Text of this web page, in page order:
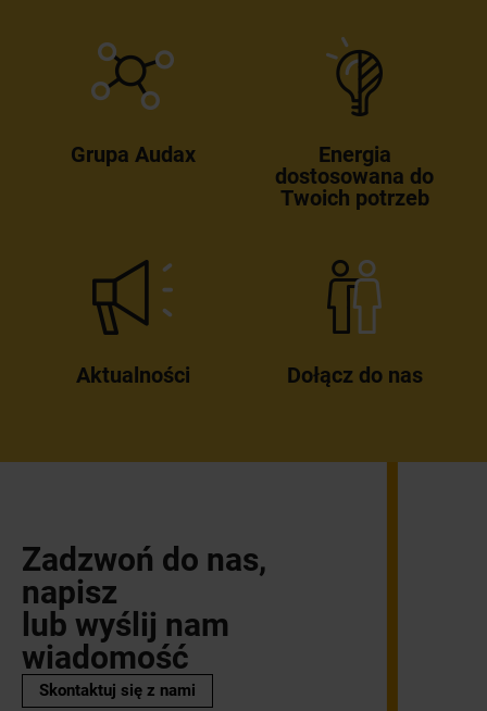
Grupa Audax
Energia
dostosowana do
Twoich potrzeb
Aktualności Dołącz do nas
Zadzwoń do nas,
napisz
lub wyślij nam
wiadomość
Skontaktuj się z nami